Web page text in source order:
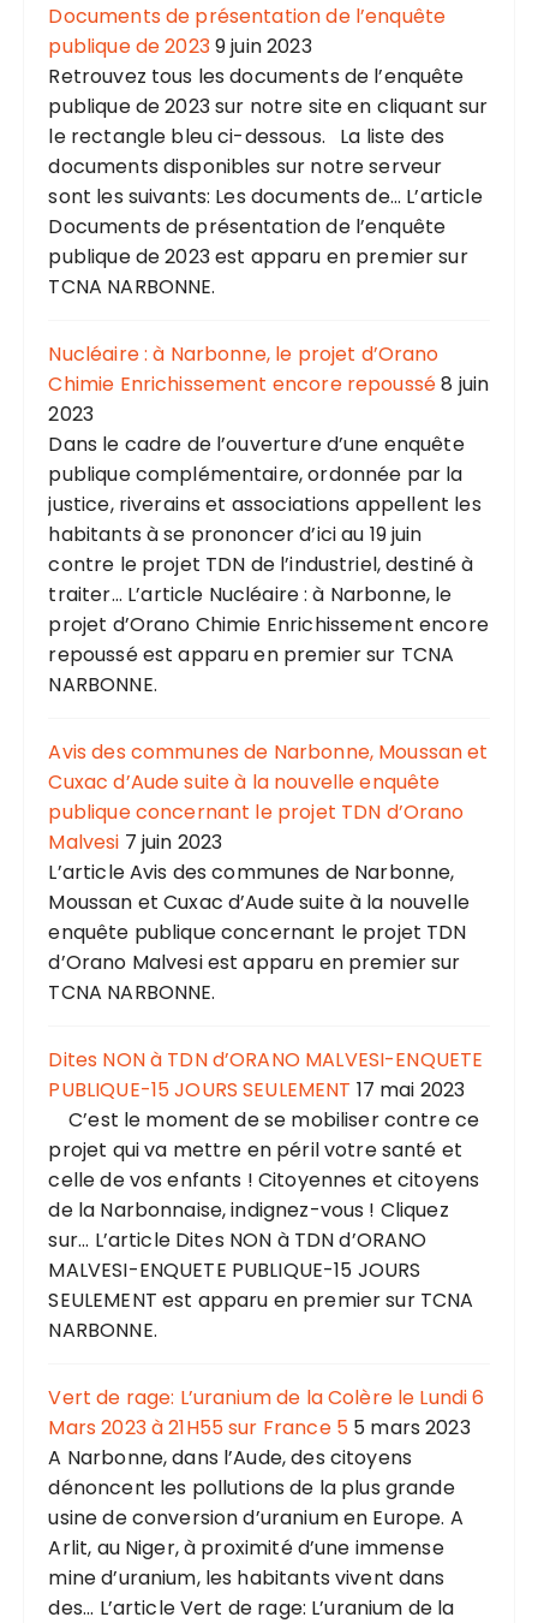
Documents de présentation de l’enquête
publique de 20239 juin 2023
Retrouvez tous les documents de l’enquête
publique de 2023 sur notre site en cliquant sur
le rectangle bleu ci-dessous. La liste des
documents disponibles sur notre serveur
sont les suivants: Les documents de... L’article
Documents de présentation de l’enquête
publique de 2023 est apparu en premier sur
TCNA NARBONNE.
Nucléaire : à Narbonne, le projet d’Orano
Chimie Enrichissement encore repoussé8 juin
2023
Dans le cadre de l’ouverture d’une enquête
publique complémentaire, ordonnée par la
justice, riverains et associations appellent les
habitants à se prononcer d’ici au 19 juin
contre le projet TDN de l’industriel, destiné à
traiter... L’article Nucléaire : à Narbonne, le
projet d’Orano Chimie Enrichissement encore
repoussé est apparu en premier sur TCNA
NARBONNE.
Avis des communes de Narbonne, Moussan et
Cuxac d’Aude suite à la nouvelle enquête
publique concernant le projet TDN d’Orano
Malvesi 7 juin 2023
L’article Avis des communes de Narbonne,
Moussan et Cuxac d’Aude suite à la nouvelle
enquête publique concernant le projet TDN
d’Orano Malvesi est apparu en premier sur
TCNA NARBONNE.
Dites NON à TDN d’ORANO MALVESI-ENQUETE
PUBLIQUE-15 JOURS SEULEMENT 17 mai 2023
C’est le moment de se mobiliser contre ce
projet qui va mettre en péril votre santé et
celle de vos enfants ! Citoyennes et citoyens
de la Narbonnaise, indignez-vous ! Cliquez
sur... L’article Dites NON à TDN d’ORANO
MALVESI-ENQUETE PUBLIQUE-15 JOURS
SEULEMENT est apparu en premier sur TCNA
NARBONNE.
Vert de rage: L’uranium de la Colère le Lundi 6
Mars 2023 à 21H55 sur France 5 5 mars 2023
A Narbonne, dans l’Aude, des citoyens
dénoncent les pollutions de la plus grande
usine de conversion d’uranium en Europe. A
Arlit, au Niger, à proximité d’une immense
mine d’uranium, les habitants vivent dans
des... L’article Vert de rage: L’uranium de la